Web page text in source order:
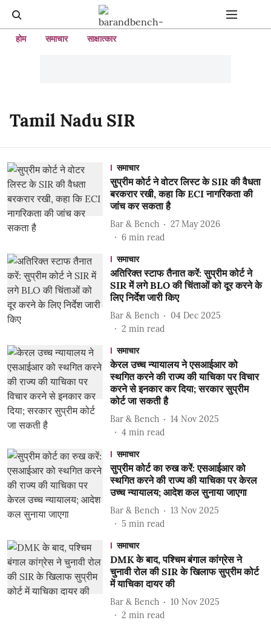
होम समाचार साक्षात्कार
Tamil Nadu SIR
समाचार
सुप्रीम कोर्ट ने वोटर लिस्ट के SIR की वैधता
बरकरार रखी, कहा कि ECI नागरिकता की
जांच कर सकता है
Bar & Bench
27 May 2026
6 min read
समाचार
अतिरिक्त स्टाफ तैनात करें: सुप्रीम कोर्ट ने
SIR में लगे BLO की चिंताओं को दूर करने के
लिए निर्देश जारी किए
Bar & Bench
04 Dec 2025
2 min read
समाचार
केरल उच्च न्यायालय ने एसआईआर को
स्थगित करने की राज्य की याचिका पर विचार
करने से इनकार कर दिया; सरकार सुप्रीम
कोर्ट जा सकती है
Bar & Bench
14 Nov 2025
4 min read
समाचार
सुप्रीम कोर्ट का रुख करें: एसआईआर को
स्थगित करने की राज्य की याचिका पर केरल
उच्च न्यायालय; आदेश कल सुनाया जाएगा
Bar & Bench
13 Nov 2025
5 min read
समाचार
DMK के बाद, पश्चिम बंगाल कांग्रेस ने
चुनावी रोल की SIR के खिलाफ सुप्रीम कोर्ट
में याचिका दायर की
Bar & Bench
10 Nov 2025
2 min read